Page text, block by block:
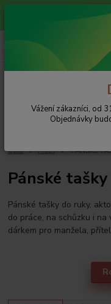
Vážení zákazníci, od
Objednávky
+420 608 754 282
pište email, pokud nezvedám tel.
Úvod MUŽI PÁNSKÉ
Pánské tašky
Pánské tašky do ruky,
do práce, na schůzku i na
dárkem pro manžela,
Vážení zákazníci, od
Objednávky